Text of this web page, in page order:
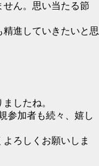
ん。思い当たる節
進していきたいと思
したね。
参加者も続々、嬉し
ろしくお願いしま